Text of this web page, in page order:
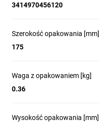
3414970456120
Szerokość opakowania [mm]
175
Waga z opakowaniem [kg]
0.36
Wysokość opakowania [mm]